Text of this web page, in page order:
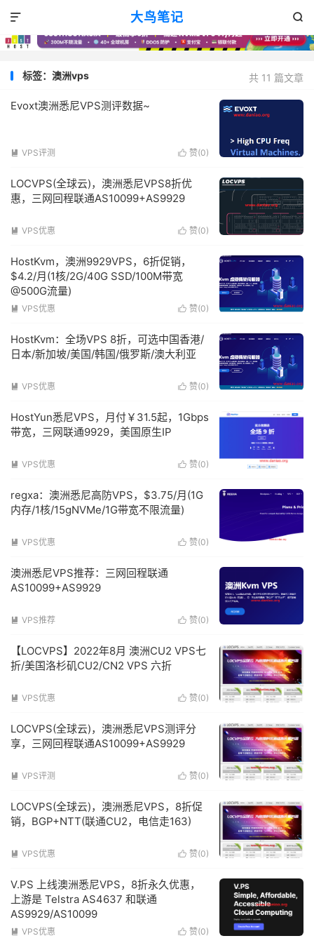
大鸟笔记 

共 11 篇文章
标签：澳洲vps
Evoxt澳洲悉尼VPS测评数据~
 赞(0)
 VPS评测
LOCVPS(全球云)，澳洲悉尼VPS8折优
惠，三网回程联通AS10099+AS9929
 赞(0)
 VPS优惠
HostKvm，澳洲9929VPS，6折促销，
$4.2/月(1核/2G/40G SSD/100M带宽
@500G流量)
 赞(0)
 VPS优惠
HostKvm：全场VPS 8折，可选中国香港/
日本/新加坡/美国/韩国/俄罗斯/澳大利亚
 赞(0)
 VPS优惠
HostYun悉尼VPS，月付￥31.5起，1Gbps
带宽，三网联通9929，美国原生IP
 赞(0)
 VPS优惠
regxa：澳洲悉尼高防VPS，$3.75/月(1G
内存/1核/15gNVMe/1G带宽不限流量)
 赞(0)
 VPS优惠
澳洲悉尼VPS推荐：三网回程联通
AS10099+AS9929
 赞(0)
 VPS推荐
【LOCVPS】2022年8月 澳洲CU2 VPS七
折/美国洛杉矶CU2/CN2 VPS 六折
 赞(0)
 VPS优惠
LOCVPS(全球云)，澳洲悉尼VPS测评分
享，三网回程联通AS10099+AS9929
 赞(0)
 VPS评测
LOCVPS(全球云)，澳洲悉尼VPS，8折促
销，BGP+NTT(联通CU2，电信走163)
 赞(0)
 VPS优惠
V.PS 上线澳洲悉尼VPS，8折永久优惠，
上游是 Telstra AS4637 和联通
AS9929/AS10099
 赞(0)
 VPS优惠